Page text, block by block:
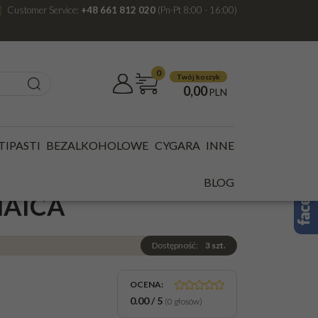
Customer Service: +48 661 812 020 (Pn-Pt 8:00 - 16:00)
0 Twój koszyk
0,00 PLN
BEZALKOHOLOWE CYGARA INNE
BLOG
SPICED
Dostępność: 3 szt.
OCENA:
0.00/5 (0 głosów)